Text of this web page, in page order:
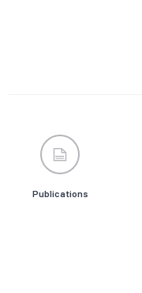
Publications